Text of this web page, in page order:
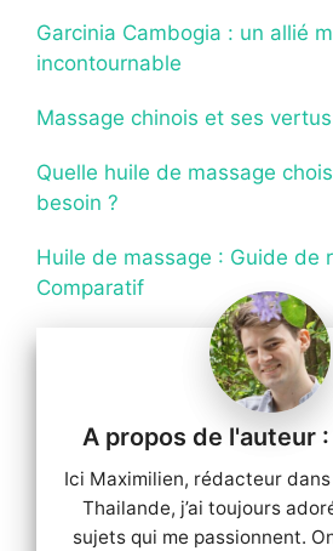
Garcinia Cambοgia : un allié
incontournable
Massage chinois et ses
Quelle huile de massage
besoin ?
Huile de massage : Guide de
Comparatif
Ici Maximilien, rédacteur
Thailande, j’ai toujours
sujets qui me passionnent.